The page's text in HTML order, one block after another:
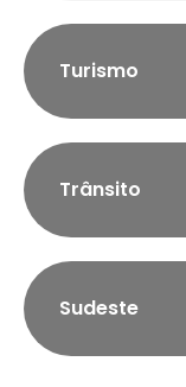
Turismo
Trânsito
Sudeste